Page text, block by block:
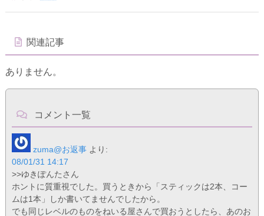
関連記事
ありません。
コメント一覧
zuma@お返事 より:
08/01/31 14:17
>>ゆきぽんたさん
ホントに質重視でした。買うときから「スティックは2本、コー
ムは1本」しか書いてませんでしたから。
でも同じレベルのものをねいる屋さんで買おうとしたら、あのお